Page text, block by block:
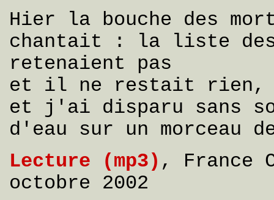
Hier la bouche des
chantait : la liste des
retenaient pas
et il ne restait rien,
et j'ai disparu sans
d'eau sur un morceau
Lecture (mp3) , France
octobre 2002